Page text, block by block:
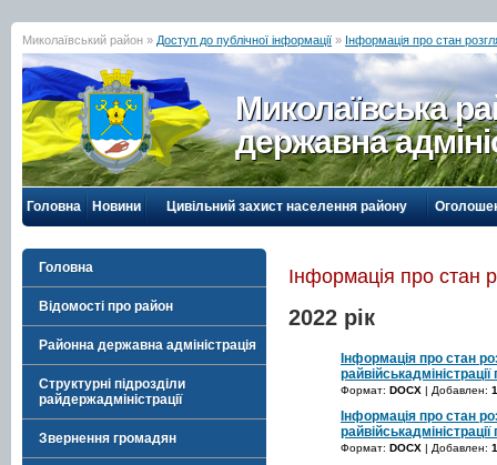
Миколаївський район » Доступ до публічної інформації » Інформація про стан
Миколаївська
державна
Головна Новини Цивільний захист населення району
Головна
Відомості про район
Районна державна адміністрація
Структурні підрозділи
райдержадміністрації
Звернення громадян
Інформація про стан
2022 рік
Інформація про стан
Формат: DOCX | Добавлен:
Інформація про стан
Формат: DOCX | Добавлен: